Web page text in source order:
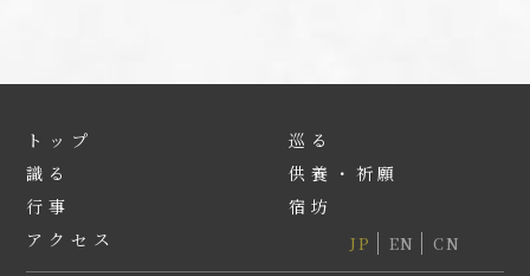
トップ
巡る
識る
供養・祈願
行事
宿坊
アクセス
JP EN CN